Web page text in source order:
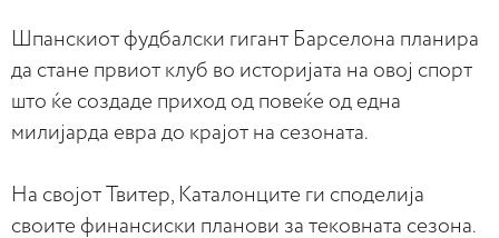
Шпанскиот фудбалски гигант Барселона планира
да стане првиот клуб во историјата на овој спорт
што ќе создаде приход од повеќе од една
милијарда евра до крајот на сезоната.
На својот Твитер, Каталонците ги споделија
своите финансиски планови за тековната сезона.